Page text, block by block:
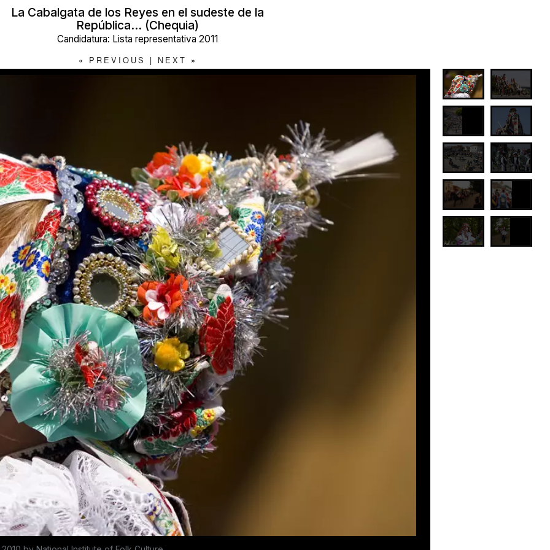
La Cabalgata de los Reyes en el sudeste de la
República… (Chequia)
Candidatura: Lista representativa 2011
« PREVIOUS | NEXT »